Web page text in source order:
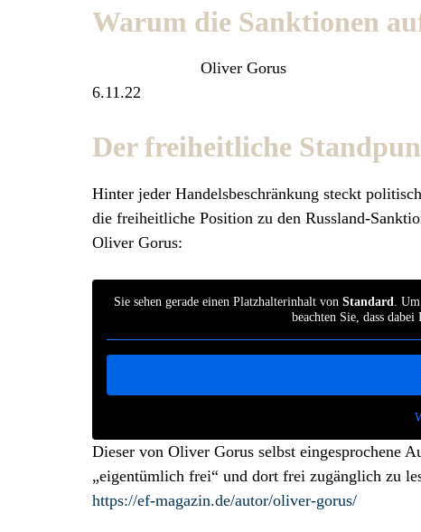
Warum die Sanktionen
Oliver Gorus
6.11.22
Der freiheitliche
Hinter jeder Handelsbeschränkung steckt
die freiheitliche Position zu den Russland-
Oliver Gorus:
Sie sehen gerade einen Platzhalterinhalt vonStandard
.
beachten Sie, dass
Dieser von Oliver Gorus selbst eingesprochene
„eigentümlich frei“ und dort frei zugänglich zu
https://ef-magazin.de/autor/oliver-gorus/